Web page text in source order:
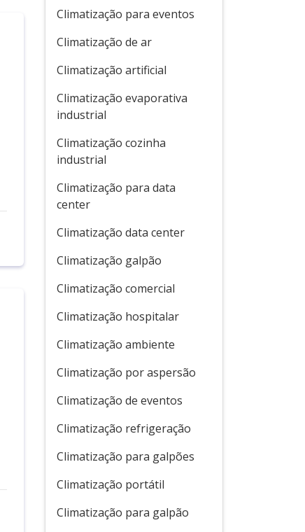
Climatização para eventos
Climatização de ar
Climatização artificial
Climatização evaporativa
industrial
Climatização cozinha
industrial
Climatização para data
center
Climatização data center
Climatização galpão
Climatização comercial
Climatização hospitalar
Climatização ambiente
Climatização por aspersão
Climatização de eventos
Climatização refrigeração
Climatização para galpões
Climatização portátil
Climatização para galpão